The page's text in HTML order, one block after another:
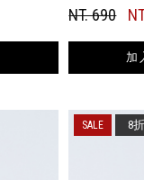
NT. 690
加
8折